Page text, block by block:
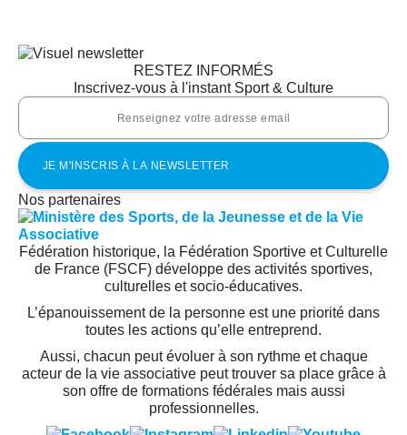
RESTEZ INFORMÉS
Inscrivez-vous à l'instant Sport & Culture
Nos partenaires
Fédération historique, la Fédération Sportive et Culturelle
de France (FSCF) développe des activités sportives,
culturelles et socio-éducatives.
L’épanouissement de la personne est une priorité dans
toutes les actions qu’elle entreprend.
Aussi, chacun peut évoluer à son rythme et chaque
acteur de la vie associative peut trouver sa place grâce à
son offre de formations fédérales mais aussi
professionnelles.